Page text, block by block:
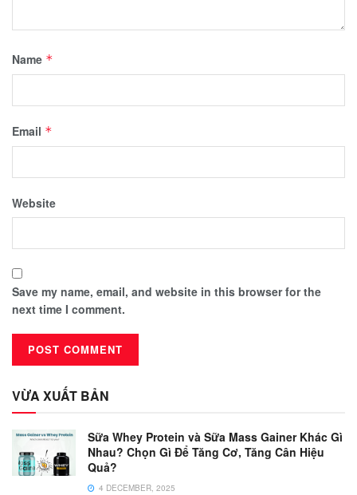
Name *
Email *
Website
Save my name, email, and website in this browser for the
next time I comment.
VỪA XUẤT BẢN
Sữa Whey Protein và Sữa Mass Gainer Khác Gì
Nhau? Chọn Gì Để Tăng Cơ, Tăng Cân Hiệu
Quả?
4 DECEMBER, 2025